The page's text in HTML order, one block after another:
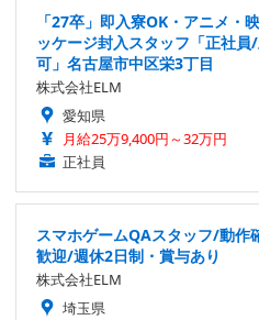
「27卒」即入寮OK・アニメ・
ッケージ封入スタッフ「正社
可」名古屋市中区栄3丁目
株式会社ELM
愛知県
月給25万9,400円～32万円
正社員
スマホゲームQAスタッフ/動作
歓迎/週休2日制・賞与あり
株式会社ELM
埼玉県